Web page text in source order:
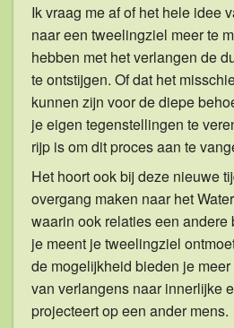
Ik vraag me af of het hele idee
naar een tweelingziel meer te
hebben met het verlangen de
te ontstijgen. Of dat het
kunnen zijn voor de diepe
je eigen tegenstellingen te
rijp is om dit proces aan te
Het hoort ook bij deze nieuwe
overgang maken naar het
waarin ook relaties een
je meent je tweelingziel
de mogelijkheid bieden je
van verlangens naar innerlijke
projecteert op een ander mens.